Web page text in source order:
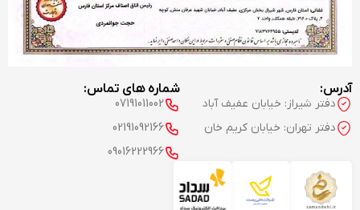
آدرس:
دفتر شیراز: خیابان عفیف آباد
دفتر تهران: خیابان کریم خان
شماره های تماس:
07191011002
02191092166
09016222966